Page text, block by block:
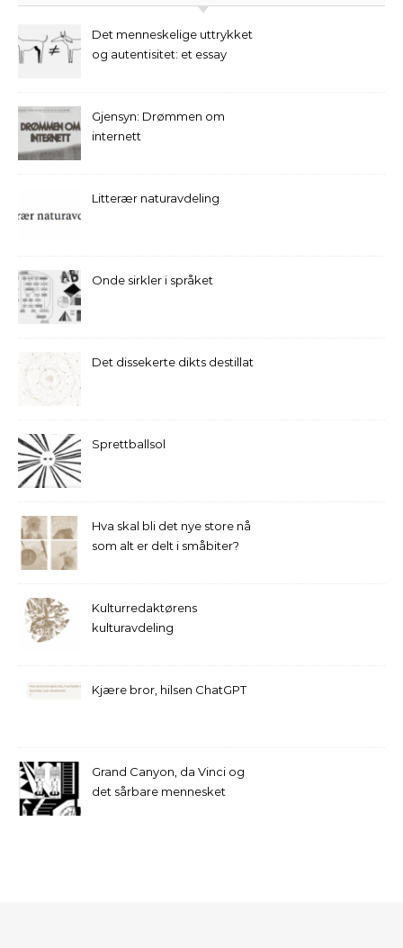
Det menneskelige uttrykket
og autentisitet: et essay
Gjensyn: Drømmen om
internett
Litterær naturavdeling
Onde sirkler i språket
Det dissekerte dikts destillat
Sprettballsol
Hva skal bli det nye store nå
som alt er delt i småbiter?
Kulturredaktørens
kulturavdeling
Kjære bror, hilsen ChatGPT
Grand Canyon, da Vinci og
det sårbare mennesket